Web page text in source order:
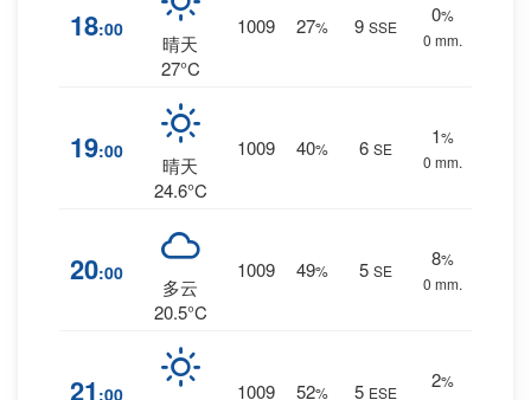
18:00
晴天
27°C
1009 27% 9 SSE
0%
0 mm.
19:00
晴天
24.6°C
1009 40% 6 SE
1%
0 mm.
20:00
多云
20.5°C
1009 49% 5 SE
8%
0 mm.
21 :00 1009 52% 5 ESE
2%